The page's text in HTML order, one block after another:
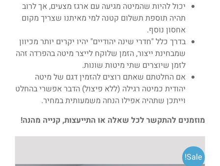
יכול להיות שהמיטה מגיעה עם ארגז מצעים, אך לרוב
תהיה תוספת תשלום קטנה למי מאיתנו שצריך מקום
אחסון נוסף.
בדרך כלל "חדרי שינה יהודיים" יהיו יקרים יותר מכיוון
שמבחינת ייצור, הזמן שלוקח לייצר מיטה בהפרדה זהה
לזמן שיוצרים שתי מיטות שונות.
אם החלטתם שאתם רוצים להזמין דגם של מיטה
יהודית כמיטה רגילה (ללא פיצול) הדבר אפשרי בהחלט
וייתכן שתהיה אפילו הנחה משמעותית במחיר.
מוזמנים להתקשר לכל שאלה או התייעצות, קנייה מהנה!
Sale!